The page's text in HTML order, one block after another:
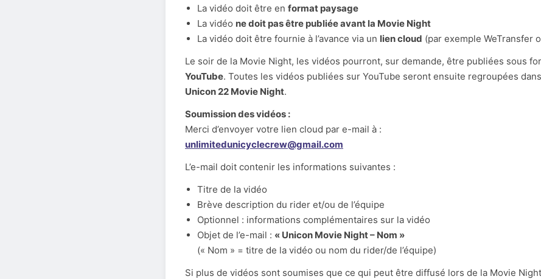
La vidéo doit être en format paysage
La vidéo ne doit pas être publiée avant la Movie Night
La vidéo doit être fournie à l’avance via un lien cloud (par exemple WeTransfer
Le soir de la Movie Night, les vidéos pourront, sur demande, être publiées sous
YouTube. Toutes les vidéos publiées sur YouTube seront ensuite regroupées
Unicon 22 Movie Night.
Soumission des vidéos :
Merci d’envoyer votre lien cloud par e-mail à :
unlimitedunicyclecrew@gmail.com
L’e-mail doit contenir les informations suivantes :
Titre de la vidéo
Brève description du rider et/ou de l’équipe
Optionnel : informations complémentaires sur la vidéo
Objet de l’e-mail : « Unicon Movie Night – Nom »
(« Nom » = titre de la vidéo ou nom du rider/de l’équipe)
Si plus de vidéos sont soumises que ce qui peut être diffusé lors de la Movie